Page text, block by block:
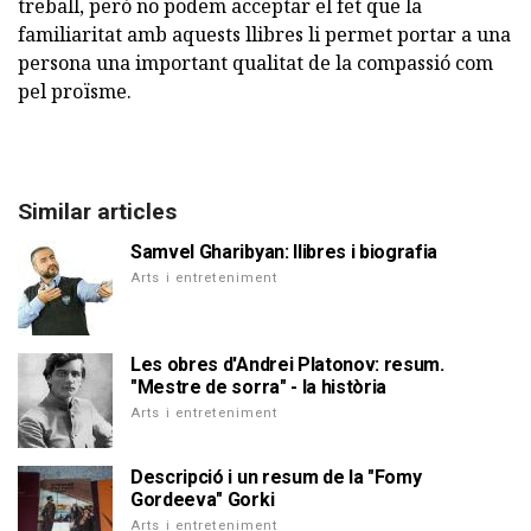
treball, però no podem acceptar el fet que la
familiaritat amb aquests llibres li permet portar a una
persona una important qualitat de la compassió com
pel proïsme.
Similar articles
Samvel Gharibyan: llibres i biografia
Arts i entreteniment
Les obres d'Andrei Platonov: resum.
"Mestre de sorra" - la història
Arts i entreteniment
Descripció i un resum de la "Fomy
Gordeeva" Gorki
Arts i entreteniment